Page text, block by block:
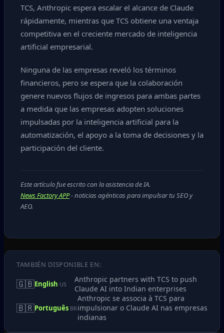
TCS, Anthropic espera escalar el alcance de Claude
rápidamente, mientras que TCS obtiene una ventaja
competitiva en el creciente mercado de inteligencia
artificial empresarial.
Ninguna de las empresas reveló los términos
financieros, pero se espera que la colaboración
genere nuevos flujos de ingresos para ambas partes
a medida que las empresas adopten soluciones
impulsadas por la inteligencia artificial para la
automatización, el apoyo a la toma de decisiones y la
participación del cliente.
Este artículo fue escrito con la asistencia de IA.
News Factory APP- noticias agénticas para impulsar tu SEO y
AEO.
TAMBIÉN DISPONIBLE EN:
🇬🇧English US
Anthropic partners with TCS to push
Claude AI into Indian enterprises
🇧🇷Português BR
Anthropic se associa à TCS para
impulsionar o Claude AI nas empresas
indianas